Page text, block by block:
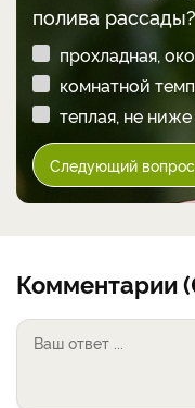
полива рассады?
прохладная,
комнатной
теплая, не
Следующий вопрос
Комментарии